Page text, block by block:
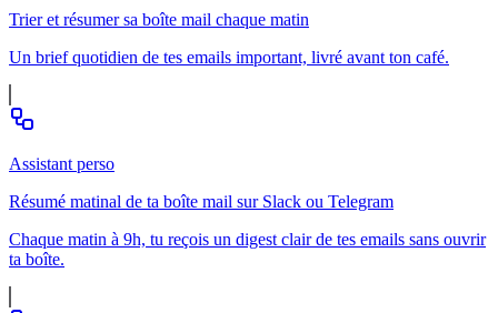
Trier et résumer sa boîte mail chaque matin
Un brief quotidien de tes emails important, livré avant ton café.
Assistant perso
Résumé matinal de ta boîte mail sur Slack ou Telegram
Chaque matin à 9h, tu reçois un digest clair de tes emails sans ouvrir
ta boîte.